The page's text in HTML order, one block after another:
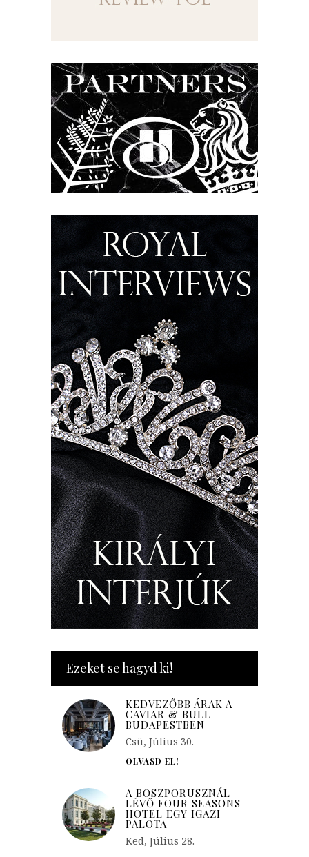
Ezeket se hagyd ki!
KEDVEZŐBB ÁRAK A
CAVIAR & BULL
BUDAPESTBEN
Csü, Július 30.
OLVASD EL!
A BOSZPORUSZNÁL
LÉVŐ FOUR SEASONS
HOTEL EGY IGAZI
PALOTA
Ked, Július 28.